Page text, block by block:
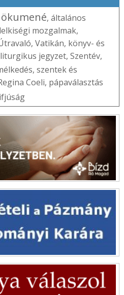
ökumené, általános
lelkiségi mozgalmak,
, Vatikán, könyv- és
liturgikus jegyzet, Szentév,
, szentek és
Coeli, pápaválasztás
ifjúság